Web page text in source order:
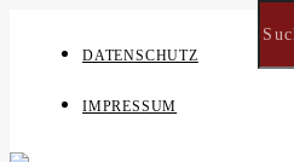
DATENSCHUTZ
IMPRESSUM